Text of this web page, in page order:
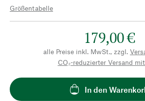
Größentabelle
179,00 €
alle Preise inkl. MwSt., zzgl.
CO₂-reduzierter Versand mit
In den